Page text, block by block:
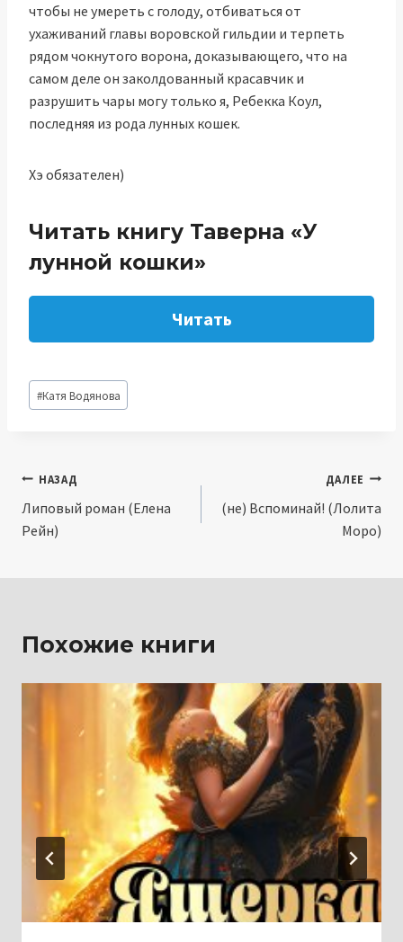
чтобы не умереть с голоду, отбиваться от
ухаживаний главы воровской гильдии и терпеть
рядом чокнутого ворона, доказывающего, что на
самом деле он заколдованный красавчик и
разрушить чары могу только я, Ребекка Коул,
последняя из рода лунных кошек.
Хэ обязателен)
Читать книгу Таверна «У
лунной кошки»
Читать
Метки
записи:
#Катя Водянова
Навигация
по
НАЗАД
Липовый роман (Елена
Рейн)
ДАЛЕЕ
(не) Вспоминай! (Лолита
Моро)
Похожие книги